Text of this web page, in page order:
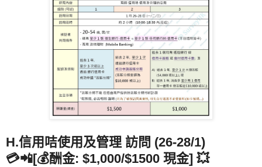
H.信用咭使用及管理 訪問 (26-28/1)
💳📲[💰酬金: $1,000/$1500 現金] 💥